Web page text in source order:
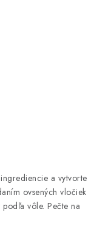
a vytvorte
ovsených vločiek
vôle. Pečte na